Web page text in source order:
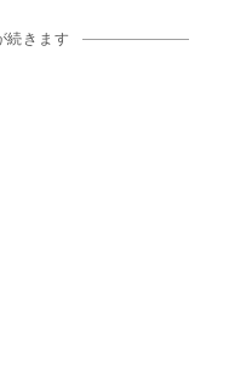
続きます